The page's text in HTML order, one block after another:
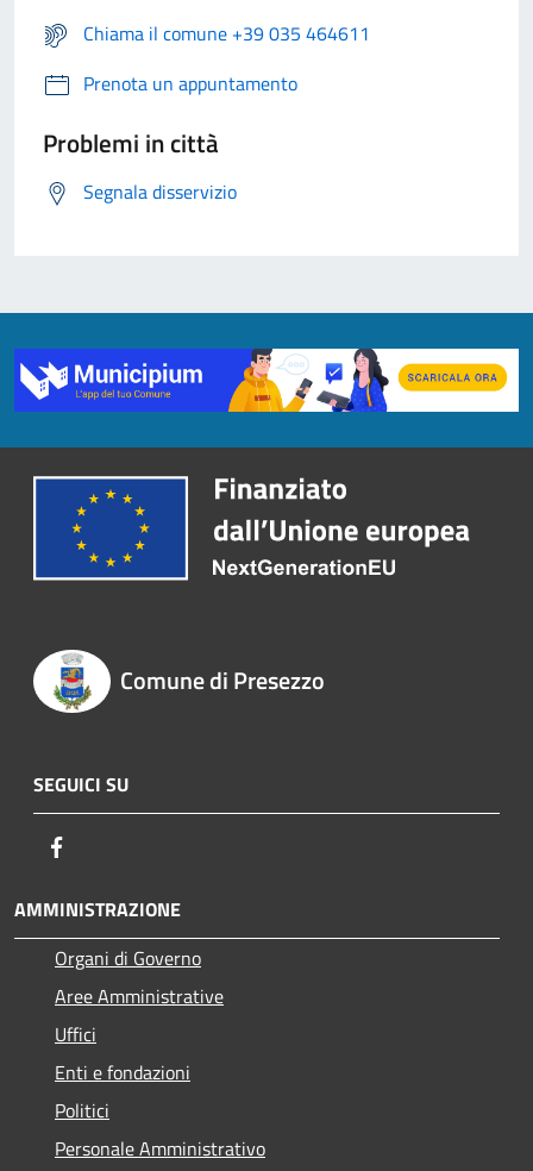
Chiama il comune +39 035 464611
Prenota un appuntamento
Problemi in città
Segnala disservizio
Comune di Presezzo
SEGUICI SU
AMMINISTRAZIONE
Organi di Governo
Aree Amministrative
Uffici
Enti e fondazioni
Politici
Personale Amministrativo